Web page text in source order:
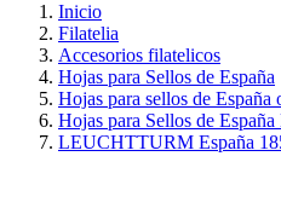
Inicio
Filatelia
Accesorios filatelicos
Hojas para Sellos de España
Hojas para sellos de España
Hojas para Sellos de
LEUCHTTURM España